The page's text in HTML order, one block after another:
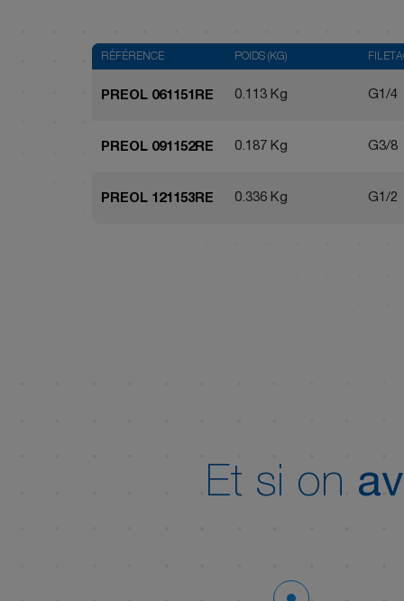
RÉFÉRENCE POIDS (KG)
PREOL 061151RE 0.113 Kg G1/4
PREOL 091152RE 0.187 Kg G3/8
PREOL 121153RE 0.336 Kg G1/2
Et si on